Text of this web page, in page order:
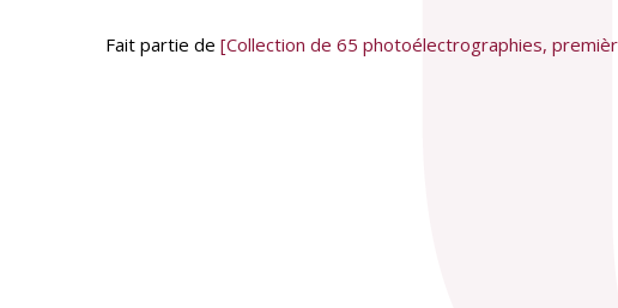
Fait partie de [Collection de 65 photoélectrographies,